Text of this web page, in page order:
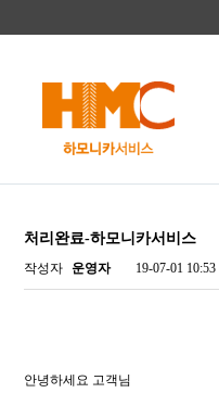
처리완료-하모니카서비스
작성자 운영자 19-07-01 10:53
안녕하세요 고객님